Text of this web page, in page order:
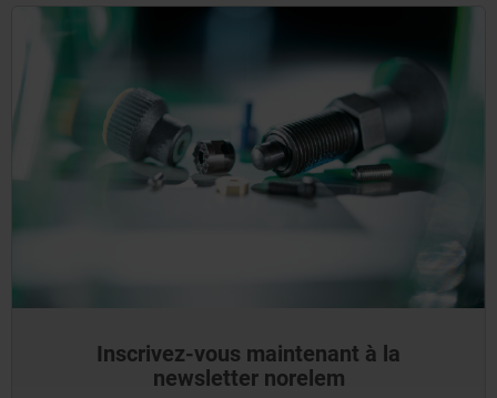
Inscrivez-vous maintenant à la
newsletter norelem